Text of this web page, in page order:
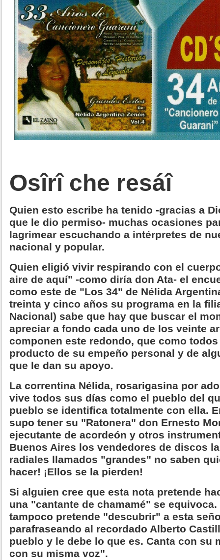
Osîrî che resáî
Quien esto escribe ha tenido -gracias a
que le dio permiso- muchas ocasiones
lagrimear escuchando a intérpretes de
nacional y popular.
Quien eligió vivir respirando con el
aire de aquí" -como diría don Ata- el
como este de "Los 34" de Nélida
treinta y cinco años su programa en la
Nacional) sabe que hay que buscar el
apreciar a fondo cada uno de los veinte
componen este redondo, que como
producto de su empeño personal y de
que le dan su apoyo.
La correntina Nélida, rosarigasina por
vive todos sus días como el pueblo del
pueblo se identifica totalmente con ella.
supo tener su "Ratonera" don Ernesto
ejecutante de acordeón y otros
Buenos Aires los vendedores de discos
radiales llamados "grandes" no saben
hacer! ¡Ellos se la pierden!
Si alguien cree que esta nota pretende
una "cantante de chamamé" se
tampoco pretende "descubrir" a esta
parafraseando al recordado Alberto
pueblo y le debe lo que es. Canta con su
con su misma voz".